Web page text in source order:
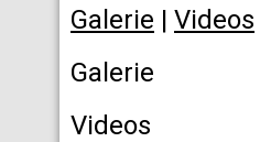
Galerie | Videos
Galerie
Videos